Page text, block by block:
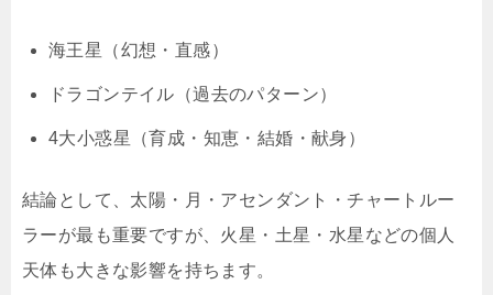
海王星（幻想・直感）
ドラゴンテイル（過去のパターン）
4大小惑星（育成・知恵・結婚・献身）
結論として、太陽・月・アセンダント・チャートルー
ラーが最も重要ですが、火星・土星・水星などの個人
天体も大きな影響を持ちます。